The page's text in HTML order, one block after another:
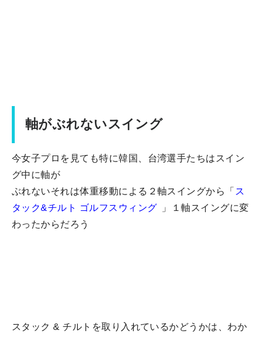
軸がぶれないスイング
今女子プロを見ても特に韓国、台湾選手たちはスイン
グ中に軸が
ぶれないそれは体重移動による２軸スイングから「 ス
タック&チルト ゴルフスウィング
」１軸スイングに変
わったからだろう
スタック & チルトを取り入れているかどうかは、わか